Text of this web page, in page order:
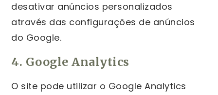
desativar anúncios personalizados
através das configurações de anúncios
do Google.
4. Google Analytics
O site pode utilizar o Google Analytics